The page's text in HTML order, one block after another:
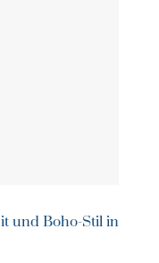
und Boho-Stil in